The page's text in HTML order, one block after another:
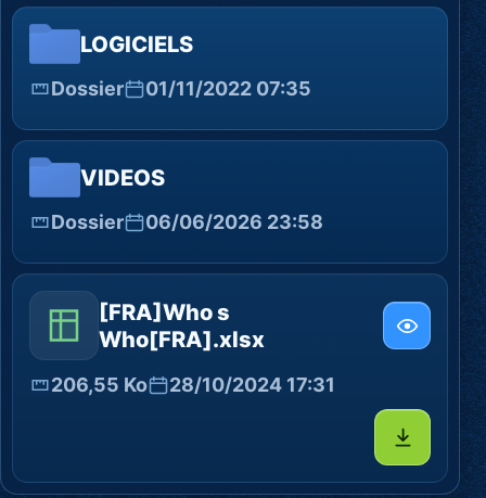
LOGICIELS
Dossier 01/11/2022 07:35
VIDEOS
Dossier 06/06/2026 23:58
[FRA]Who s
Who[FRA].xlsx
206,55 Ko 28/10/2024 17:31